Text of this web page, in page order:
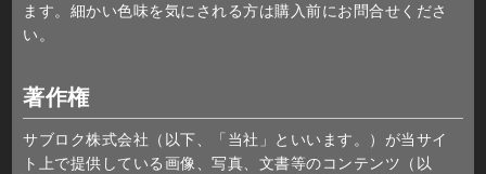
ます。細かい色味を気にされる方は購入前にお問合せくださ
い。
著作権
サブロク株式会社（以下、「当社」といいます。）が当サイ
ト上で提供している画像、写真、文書等のコンテンツ（以